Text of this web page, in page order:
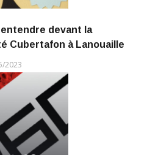
entendre devant la
Cubertafon à Lanouaille
2023